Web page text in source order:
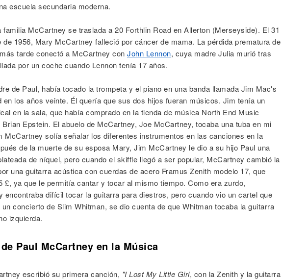
escuela secundaria moderna.
familia McCartney se traslada a 20 Forthlin Road en Allerton (Merseyside). El 31
de 1956, Mary McCartney falleció por cáncer de mama. La pérdida prematura de
tarde conectó a McCartney con John Lennon, cuya madre Julia murió tras
por un coche cuando Lennon tenía 17 años.
de Paul, había tocado la trompeta y el piano en una banda llamada Jim Mac's
en los años veinte. Él quería que sus dos hijos fueran músicos. Jim tenía un
en la sala, que había comprado en la tienda de música North End Music
Epstein. El abuelo de McCartney, Joe McCartney, tocaba una tuba en mi
McCartney solía señalar los diferentes instrumentos en las canciones en la
de la muerte de su esposa Mary, Jim McCartney le dio a su hijo Paul una
de níquel, pero cuando el skiffle llegó a ser popular, McCartney cambió la
una guitarra acústica con cuerdas de acero Framus Zenith modelo 17, que
£, ya que le permitía cantar y tocar al mismo tiempo. Como era zurdo,
encontraba difícil tocar la guitarra para diestros, pero cuando vio un cartel que
un concierto de Slim Whitman, se dio cuenta de que Whitman tocaba la guitarra
izquierda.
Paul McCartney en la Música
escribió su primera canción, "I Lost My Little Girl, con la Zenith y la guitarra